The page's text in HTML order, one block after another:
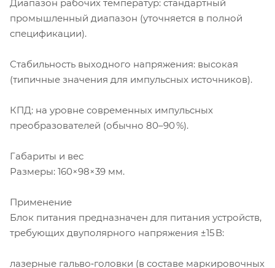
Диапазон рабочих температур: стандартный
промышленный диапазон (уточняется в полной
спецификации).
Стабильность выходного напряжения: высокая
(типичные значения для импульсных источников).
КПД: на уровне современных импульсных
преобразователей (обычно 80–90 %).
Габариты и вес
Размеры: 160×98×39 мм.
Применение
Блок питания предназначен для питания устройств,
требующих двуполярного напряжения ±15 В:
лазерные гальво‑головки (в составе маркировочных